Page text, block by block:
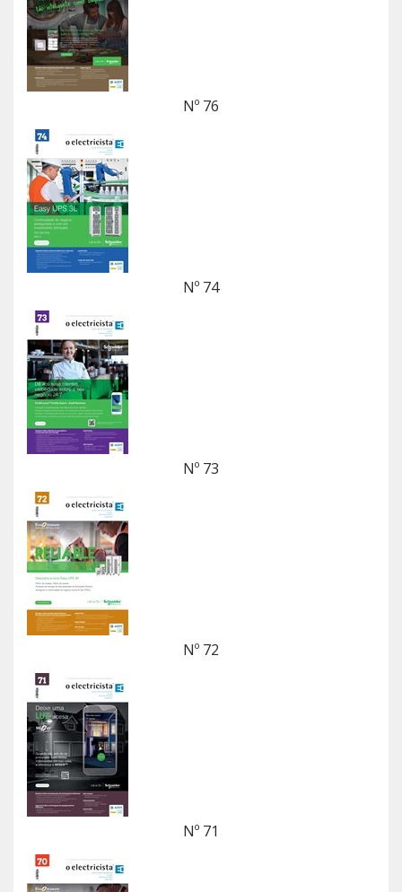
Nº 76
Nº 74
Nº 73
Nº 72
Nº 71